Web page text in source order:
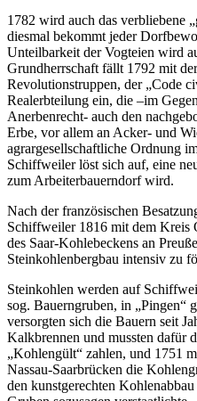
1782 wird auch das verbliebene
diesmal bekommt jeder
Unteilbarkeit der Vogteien wird
Grundherrschaft fällt 1792 mit
Revolutionstruppen, der „Code
Realerbteilung ein, die –im
Anerbenrecht- auch den
Erbe, vor allem an Acker- und
agrargesellschaftliche Ordnung
Schiffweiler löst sich auf, eine
zum Arbeiterbauerndorf wird.
Nach der französischen
Schiffweiler 1816 mit dem Kreis
des Saar-Kohlebeckens an
Steinkohlenbergbau intensiv zu
Steinkohlen werden auf
sog. Bauerngruben, in „Pingen“
versorgten sich die Bauern seit
Kalkbrennen und mussten dafür
„Kohlengült“ zahlen, und 1751
Nassau-Saarbrücken die
den kunstgerechten